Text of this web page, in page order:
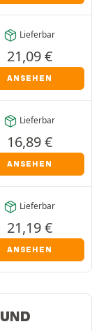
Lieferbar
21,09€
ANSEHEN
Lieferbar
16,89€
ANSEHEN
Lieferbar
21,19€
ANSEHEN